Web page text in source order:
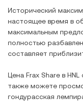
Исторический
настоящее время в
максимальным
полностью
составляет
Цена Frax Share в HNL
также можете
гондурасская